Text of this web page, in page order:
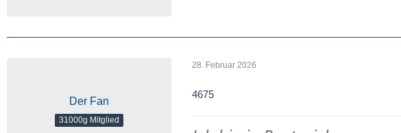
Der Fan
31000g Mitglied
28. Februar 2026
4675